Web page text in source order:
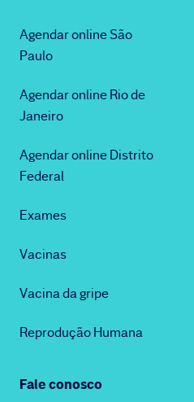
Agendar online São
Paulo
Agendar online Rio de
Janeiro
Agendar online Distrito
Federal
Exames
Vacinas
Vacina da gripe
Reprodução Humana
Fale conosco